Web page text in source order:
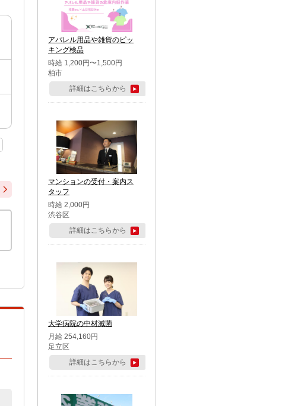
アパレル用品や雑貨のピッ
キング検品
時給 1,200円〜1,500円
柏市
詳細はこちらから
マンションの受付・案内ス
タッフ
時給 2,000円
渋谷区
詳細はこちらから
大学病院の中材滅菌
月給 254,160円
足立区
詳細はこちらから